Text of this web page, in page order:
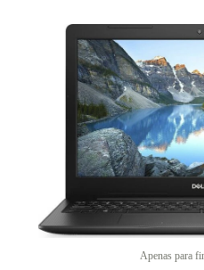
Apenas para